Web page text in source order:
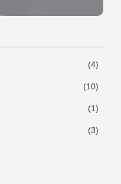
(4)
(10)
(1)
(3)